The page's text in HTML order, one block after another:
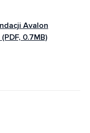
Avalon
0.7MB)